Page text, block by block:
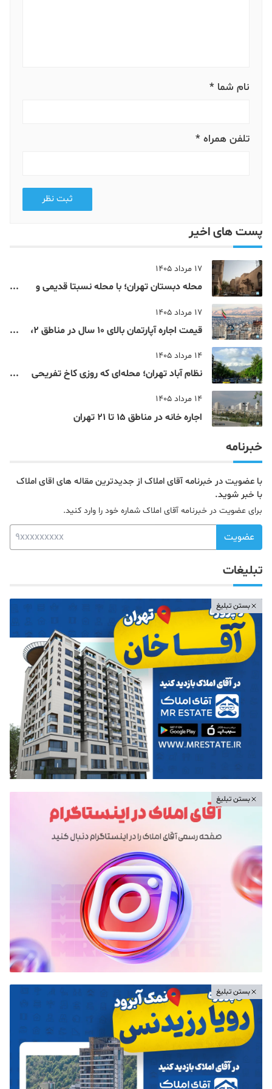
نام شما *
تلفن همراه *
ثبت نظر
پست های اخیر
17 مرداد 1405
محله دبستان تهران؛ با محله نسبتا قدیمی و
17 مرداد 1405
قیمت اجاره آپارتمان بالای 10 سال در مناطق 2،
14 مرداد 1405
نظام‌ آباد تهران؛ محله‌ای که روزی کاخ تفریحی
14 مرداد 1405
اجاره خانه در مناطق 15 تا 21 تهران
خبرنامه
با عضویت در خبرنامه آقای املاک از جدیدترین مقاله های اقای املاک
با خبر شوید.
برای عضویت در خبرنامه آقای املاک شماره خود را وارد کنید.
عضویت
تبلیغات
بستن تبلیغ
بستن تبلیغ
بستن تبلیغ